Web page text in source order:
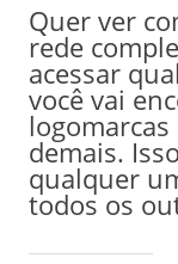
Quer ver
rede
acessar
você vai
demais.
qualquer
todos os